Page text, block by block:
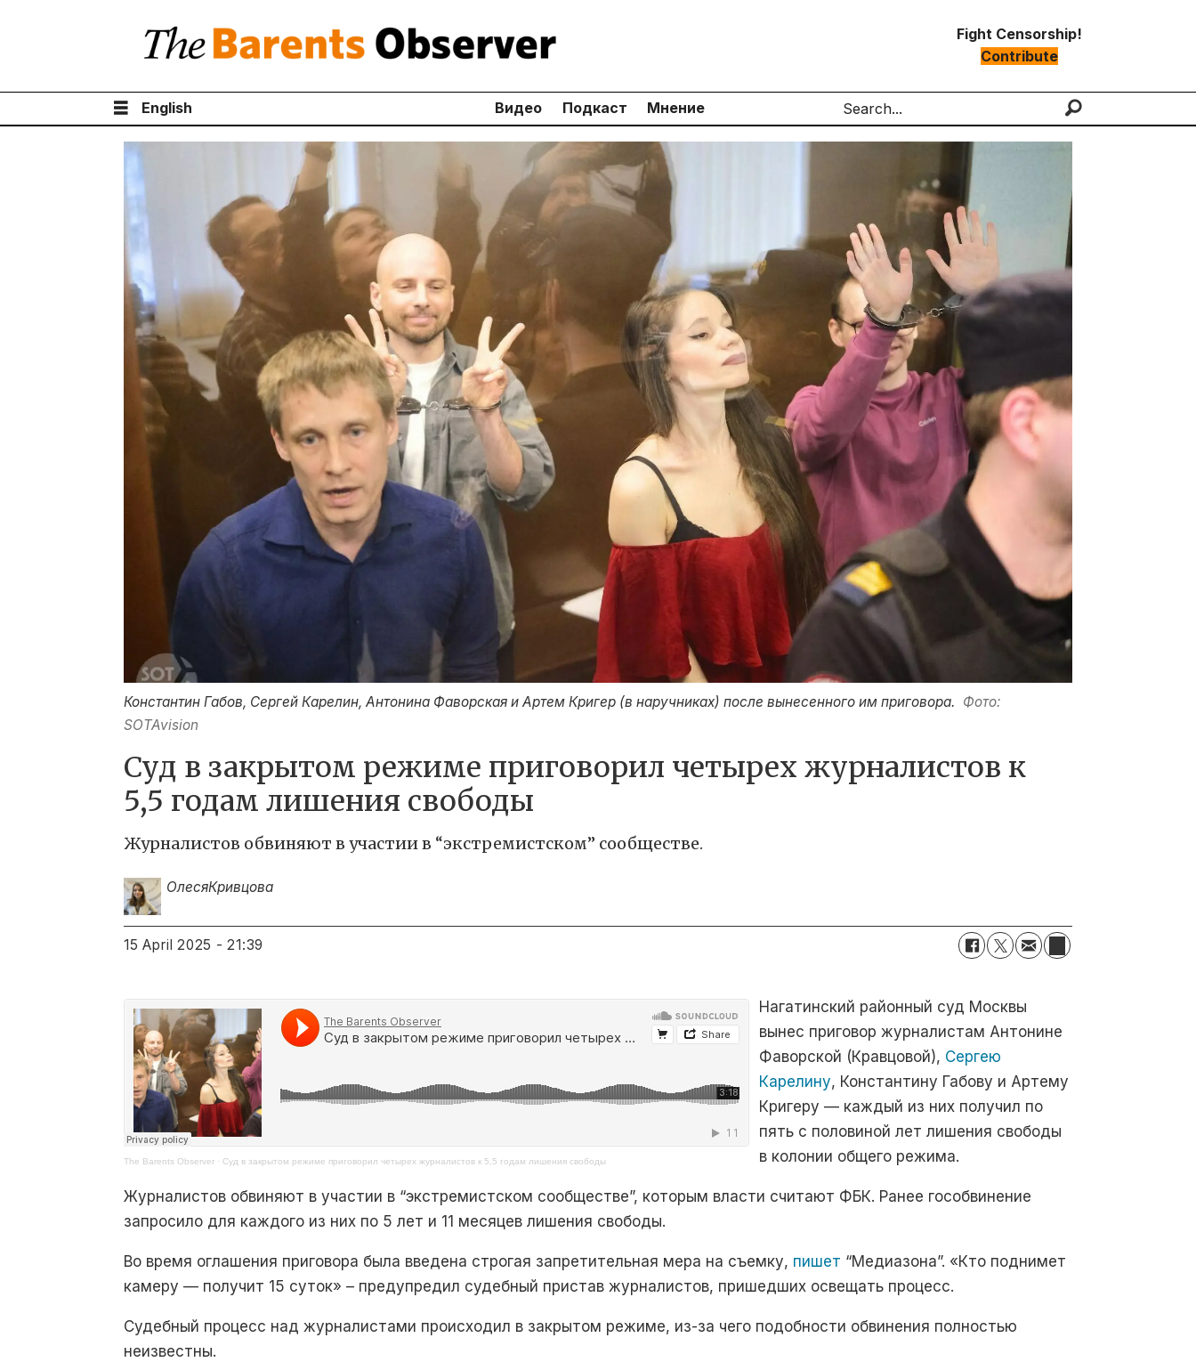
Fight Censorship!
Contribute
English Видео Подкаст Мнение
Search
Константин Габов, Сергей Карелин, Антонина Фаворская и Артем Кригер (в наручниках) после вынесенного им приговора. Фото:
SOTAvision
Суд в закрытом режиме приговорил четырех журналистов к
5,5 годам лишения свободы
Журналистов обвиняют в участии в “экстремистском” сообществе.
ОлесяКривцова
15 April 2025 - 21:39
The Barents Observer · Суд в закрытом режиме приговорил четырех журналистов к 5,5 годам лишения свободы
Нагатинский районный суд Москвы
вынес приговор журналистам Антонине
Фаворской (Кравцовой), Сергею
Карелину, Константину Габову и Артему
Кригеру — каждый из них получил по
пять с половиной лет лишения свободы
в колонии общего режима.
Журналистов обвиняют в участии в “экстремистском сообществе”, которым власти считают ФБК. Ранее гособвинение
запросило для каждого из них по 5 лет и 11 месяцев лишения свободы.
Во время оглашения приговора была введена строгая запретительная мера на съемку, пишет “Медиазона”. «Кто поднимет
камеру — получит 15 суток» – предупредил судебный пристав журналистов, пришедших освещать процесс.
Судебный процесс над журналистами происходил в закрытом режиме, из-за чего подобности обвинения полностью
неизвестны.